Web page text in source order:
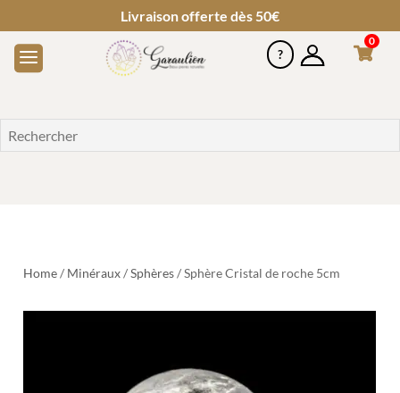
Livraison offerte dès 50€
0
Home/ Minéraux/Sphères/ Sphère Cristal de roche 5cm